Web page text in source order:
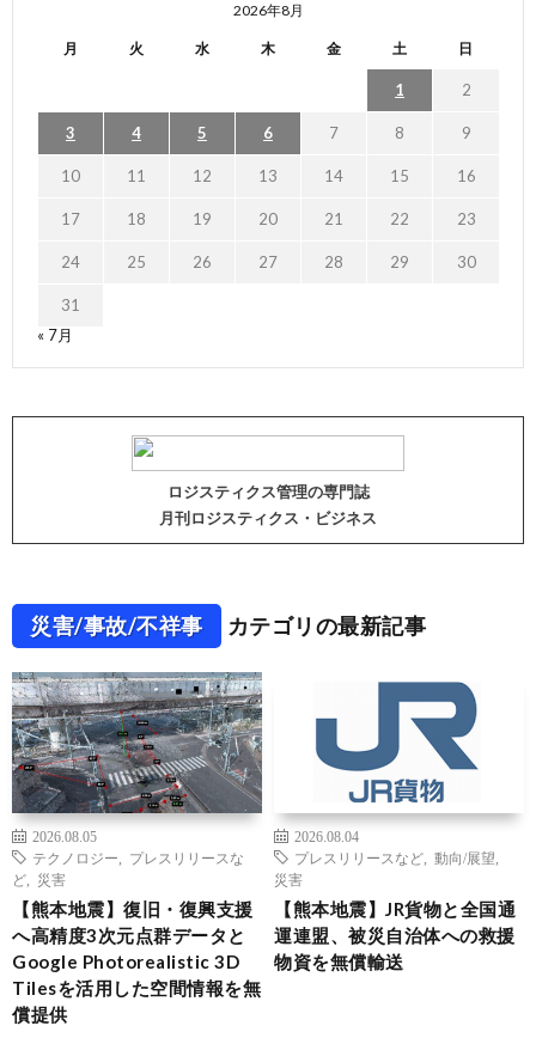
2026年8月
月 火 水 木 金 土 日
1 2
3 4 5 6 7 8 9
10 11 12 13 14 15 16
17 18 19 20 21 22 23
24 25 26 27 28 29 30
31
« 7月
ロジスティクス管理の専門誌
月刊ロジスティクス・ビジネス
災害/事故/不祥事 カテゴリの最新記事
2026.08.05
テクノロジー
プレスリリースな
ど
災害
【熊本地震】復旧・復興支援
へ高精度3次元点群データと
Google Photorealistic 3D
Tilesを活用した空間情報を無
償提供
2026.08.04
プレスリリースなど
動向/展望
災害
【熊本地震】JR貨物と全国通
運連盟、被災自治体への救援
物資を無償輸送